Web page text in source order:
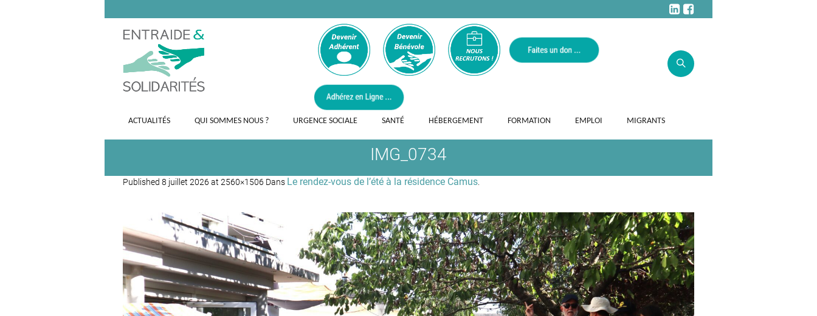
ACTUALITÉS QUI SOMMES NOUS ? URGENCE SOCIALE SANTÉ HÉBERGEMENT FORMATION EMPLOI MIGRANTS
IMG_0734
Published 8 juillet 2026 at 2560×1506 Dans Le rendez-vous de l’été à la résidence Camus